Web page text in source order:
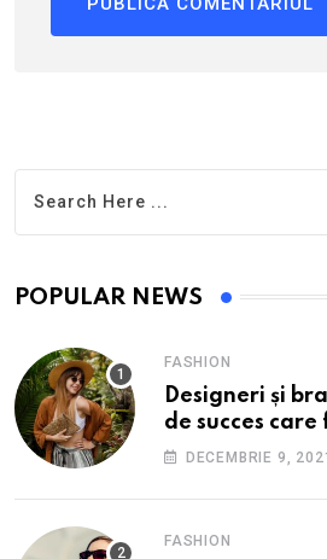
POPULAR NEWS
FASHION
Designeri și
de succes
străinătate.
DECEMBRIE 9,
FASHION